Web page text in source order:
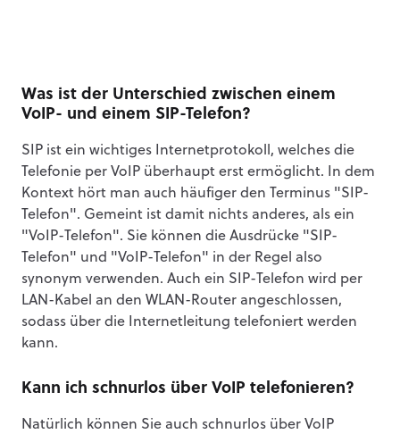
Was ist der Unterschied zwischen einem
VoIP- und einem SIP-Telefon?
SIP ist ein wichtiges Internetprotokoll, welches die
Telefonie per VoIP überhaupt erst ermöglicht. In dem
Kontext hört man auch häufiger den Terminus "SIP-
Telefon". Gemeint ist damit nichts anderes, als ein
"VoIP-Telefon". Sie können die Ausdrücke "SIP-
Telefon" und "VoIP-Telefon" in der Regel also
synonym verwenden. Auch ein SIP-Telefon wird per
LAN-Kabel an den WLAN-Router angeschlossen,
sodass über die Internetleitung telefoniert werden
kann.
Kann ich schnurlos über VoIP telefonieren?
Natürlich können Sie auch schnurlos über VoIP